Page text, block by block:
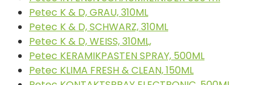
Petec K & D, GRAU, 310ML
Petec K & D, SCHWARZ, 310ML
Petec K & D, WEISS, 310ML,
Petec KERAMIKPASTEN SPRAY, 500ML
Petec KLIMA FRESH & CLEAN, 150ML